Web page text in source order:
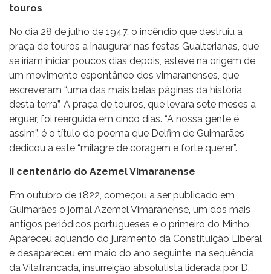
touros
No dia 28 de julho de 1947, o incêndio que destruiu a
praça de touros a inaugurar nas festas Gualterianas, que
se iriam iniciar poucos dias depois, esteve na origem de
um movimento espontâneo dos vimaranenses, que
escreveram “uma das mais belas páginas da história
desta terra”. A praça de touros, que levara sete meses a
erguer, foi reerguida em cinco dias. “A nossa gente é
assim”, é o título do poema que Delfim de Guimarães
dedicou a este “milagre de coragem e forte querer”.
II centenário do Azemel Vimaranense
Em outubro de 1822, começou a ser publicado em
Guimarães o jornal Azemel Vimaranense , um dos mais
antigos periódicos portugueses e o primeiro do Minho.
Apareceu aquando do juramento da Constituição Liberal
e desapareceu em maio do ano seguinte, na sequência
da Vilafrancada, insurreição absolutista liderada por D.